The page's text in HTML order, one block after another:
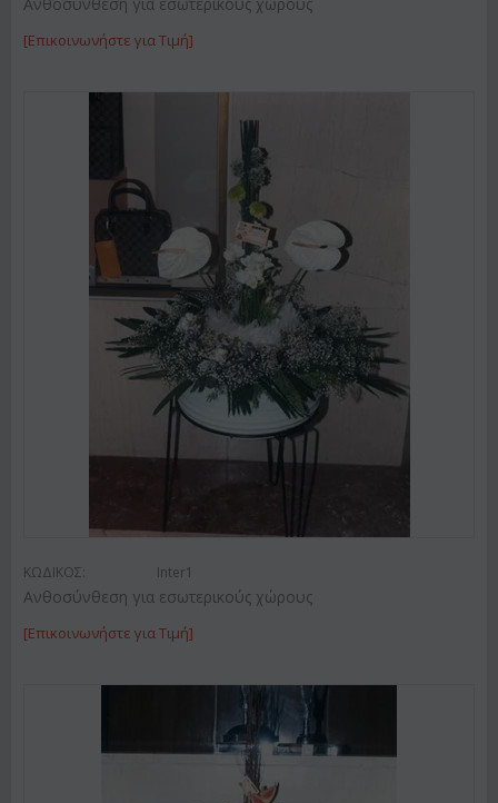
[Επικοινωνήστε για Τιμή]
ΚΩΔΙΚΟΣ: Inter1
Ανθοσύνθεση για εσωτερικούς χώρους
[Επικοινωνήστε για Τιμή]